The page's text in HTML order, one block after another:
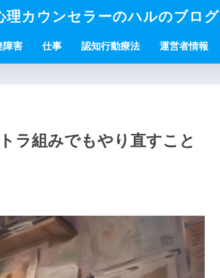
理カウンセラーのハルのブログ
障害 仕事 認知行動療法 運営者情報
ラ組みでもやり直すこと